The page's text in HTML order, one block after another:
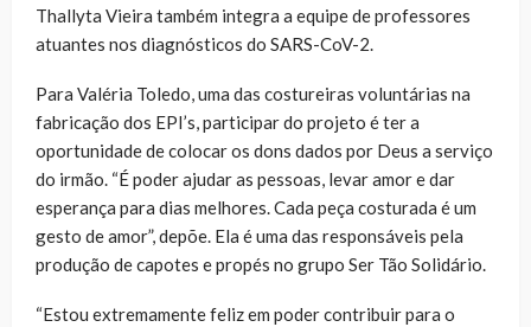
Thallyta Vieira também integra a equipe de professores
atuantes nos diagnósticos do SARS-CoV-2.
Para Valéria Toledo, uma das costureiras voluntárias na
fabricação dos EPI’s, participar do projeto é ter a
oportunidade de colocar os dons dados por Deus a serviço
do irmão. “É poder ajudar as pessoas, levar amor e dar
esperança para dias melhores. Cada peça costurada é um
gesto de amor”, depõe. Ela é uma das responsáveis pela
produção de capotes e propés no grupo Ser Tão Solidário.
“Estou extremamente feliz em poder contribuir para o